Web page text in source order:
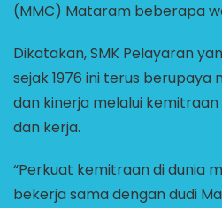
(MMC) Mataram beberapa
Dikatakan, SMK Pelayaran
sejak 1976 ini terus berupaya
dan kinerja melalui kemitraan
dan kerja.
“Perkuat kemitraan di dunia
bekerja sama dengan dudi